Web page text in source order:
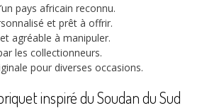
pays africain reconnu.
et prêt à offrir.
agréable à manipuler.
les collectionneurs.
pour diverses occasions.
inspiré du Soudan du Sud